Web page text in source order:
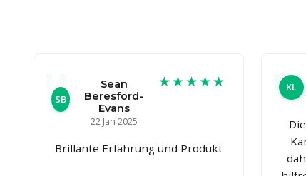
SB
Sean
Beresford-
Evans
22 Jan 2025
★★★★★
Brillante Erfahrung und Produkt
KL